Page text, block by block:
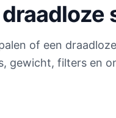
of een
gewicht, filters en